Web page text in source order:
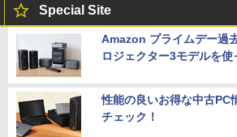
Special Site
Amazon プライムデー過
ロジェクター3モデルを使
性能の良いお得な中古PC
チェック！